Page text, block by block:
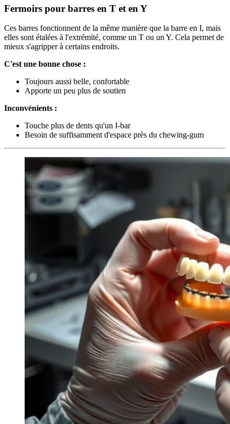
Fermoirs pour barres en T et en Y
Ces barres fonctionnent de la même manière que la barre en I, mais
elles sont étalées à l'extrémité, comme un T ou un Y. Cela permet de
mieux s'agripper à certains endroits.
C'est une bonne chose :
Toujours aussi belle, confortable
Apporte un peu plus de soutien
Inconvénients :
Touche plus de dents qu'un I-bar
Besoin de suffisamment d'espace près du chewing-gum